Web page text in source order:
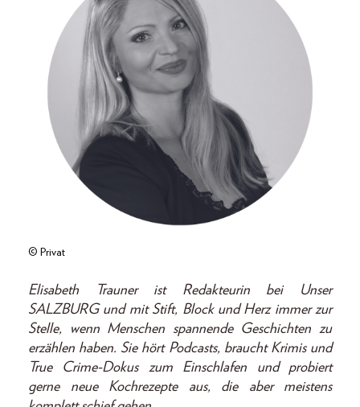
© Privat
Elisabeth Trauner ist Redakteurin bei Unser
SALZBURG und mit Stift, Block und Herz immer zur
Stelle, wenn Menschen spannende Geschichten zu
erzählen haben. Sie hört Podcasts, braucht Krimis und
True Crime-Dokus zum Einschlafen und probiert
gerne neue Kochrezepte aus, die aber meistens